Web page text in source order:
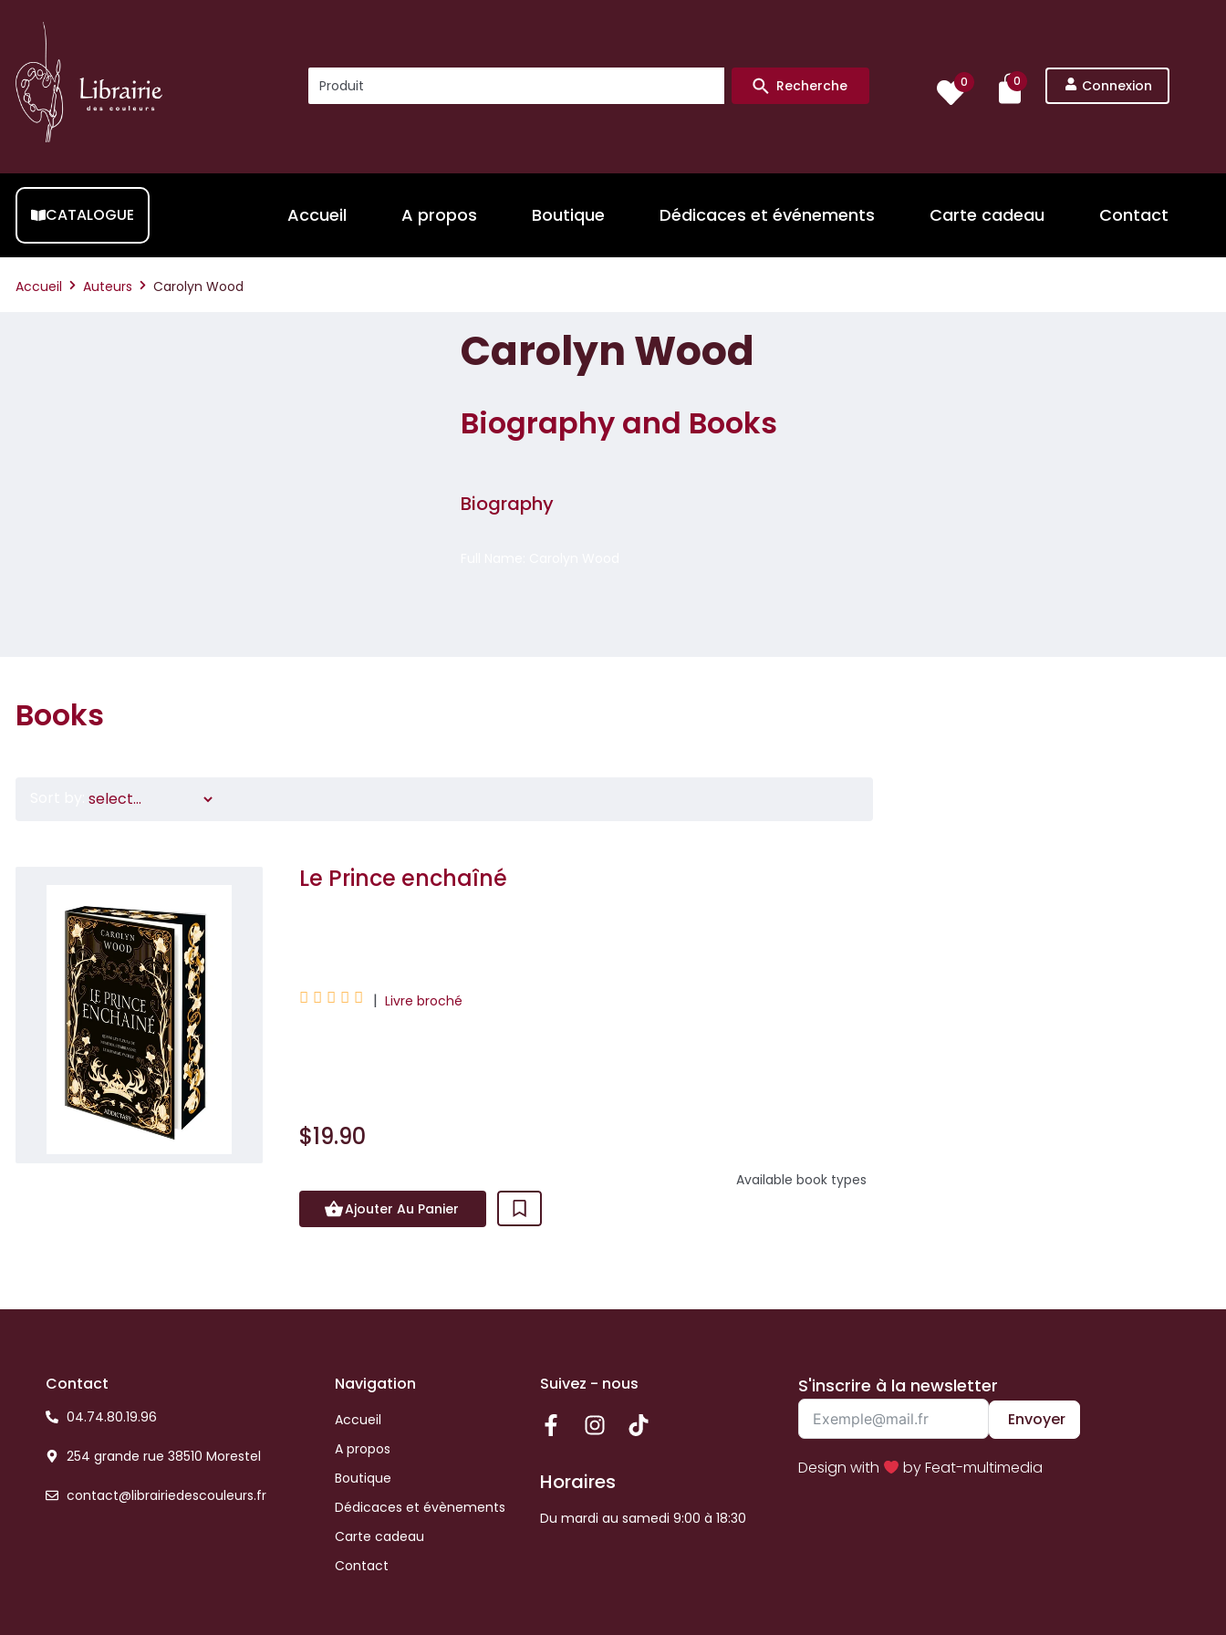
Recherche 0 0 Connexion
CATALOGUE Accueil A propos Boutique Dédicaces et événements Carte cadeau Contact
Accueil Auteurs Carolyn Wood
Carolyn Wood
Biography and Books
Biography
Books
Le Prince enchaîné
     | Livre broché
$19.90
Ajouter Au Panier
Available book types
Contact
04.74.80.19.96
254 grande rue 38510 Morestel
contact@librairiedescouleurs.fr
Navigation
Accueil
A propos
Boutique
Dédicaces et évènements
Carte cadeau
Contact
Suivez - nous
Horaires
Du mardi au samedi 9:00 à 18:30
S'inscrire à la newsletter
Envoyer
Design with by Feat-multimedia